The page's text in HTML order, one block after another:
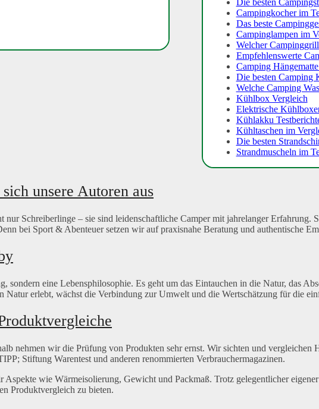
Die besten
Campingkocher im
Das beste
Campinglampen im
Welcher
Empfehlenswerte
Camping
Die besten Camping
Welche Camping
Kühlbox Vergleich
Elektrische
Kühlakku
Kühltaschen im
Die besten
Strandmuscheln im
unsere Autoren aus
Schreiberlinge – sie sind leidenschaftliche Camper mit jahrelanger Erfahrung.
bei Sport & Abenteuer setzen wir auf praxisnahe Beratung und authentische
sondern eine Lebensphilosophie. Es geht um das Eintauchen in die Natur, das
Natur erlebt, wächst die Verbindung zur Umwelt und die Wertschätzung für die
nehmen wir die Prüfung von Produkten sehr ernst. Wir sichten und
Stiftung Warentest und anderen renommierten Verbrauchermagazinen.
wie Wärmeisolierung, Gewicht und Packmaß. Trotz gelegentlicher
Produktvergleich zu bieten.